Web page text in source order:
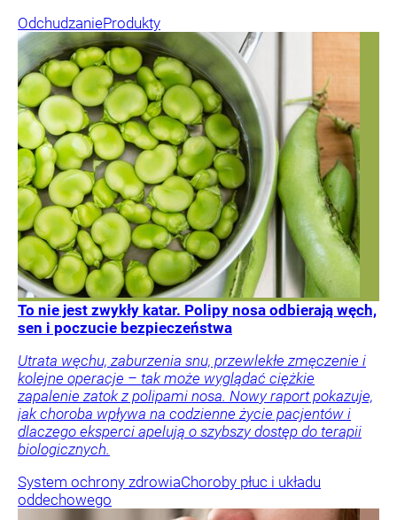
OdchudzanieProdukty
To nie jest zwykły katar. Polipy nosa odbierają węch,
sen i poczucie bezpieczeństwa
Utrata węchu, zaburzenia snu, przewlekłe zmęczenie i
kolejne operacje – tak może wyglądać ciężkie
zapalenie zatok z polipami nosa. Nowy raport pokazuje,
jak choroba wpływa na codzienne życie pacjentów i
dlaczego eksperci apelują o szybszy dostęp do terapii
biologicznych.
System ochrony zdrowiaChoroby płuc i układu
oddechowego